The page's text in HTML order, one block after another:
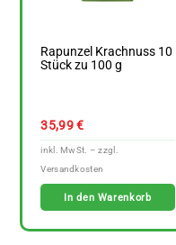
Rapunzel Krachnuss 10
Stück zu 100 g
35,99€
In den Warenkorb